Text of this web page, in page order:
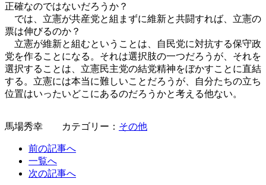
正確なのではないだろうか？
では、立憲が共産党と組まずに維新と共闘すれば、立憲の
票は伸びるのか？
立憲が維新と組むということは、自民党に対抗する保守政
党を作ることになる。それは選択肢の一つだろうが、それを
選択することは、立憲民主党の結党精神をぼかすことに直結
する。立憲には本当に難しいことだろうが、自分たちの立ち
位置はいったいどこにあるのだろうかと考える他ない。
馬場秀幸 カテゴリー： その他
前の記事へ
一覧へ
次の記事へ